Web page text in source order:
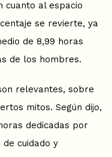
cuanto al espacio
se revierte, ya
de 8,99 horas
de los hombres.
relevantes, sobre
mitos. Según dijo,
dedicadas por
cuidado y